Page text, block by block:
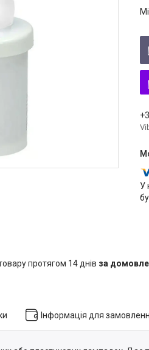
У
протягом 14 днів за
Інформація для